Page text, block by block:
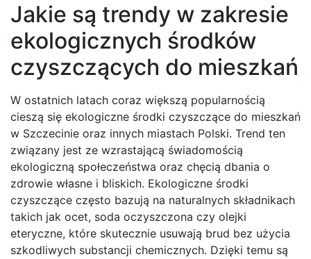
Jakie są trendy w zakresie
ekologicznych środków
czyszczących do mieszkań
W ostatnich latach coraz większą popularnością
cieszą się ekologiczne środki czyszczące do mieszkań
w Szczecinie oraz innych miastach Polski. Trend ten
związany jest ze wzrastającą świadomością
ekologiczną społeczeństwa oraz chęcią dbania o
zdrowie własne i bliskich. Ekologiczne środki
czyszczące często bazują na naturalnych składnikach
takich jak ocet, soda oczyszczona czy olejki
eteryczne, które skutecznie usuwają brud bez użycia
szkodliwych substancji chemicznych. Dzięki temu są